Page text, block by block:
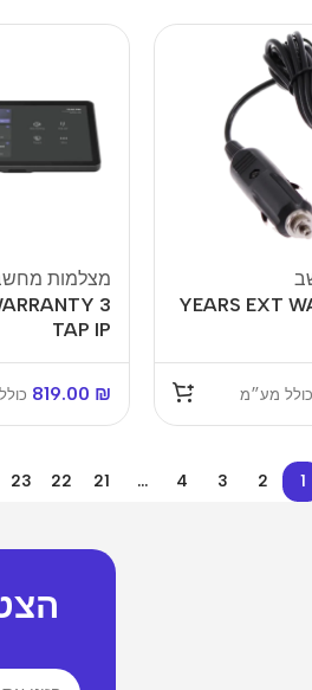
כרטיסי מסך
ספקים
קירור
3 YEARS EXT
כולל מע״מ
מצלמות
TAP IP
819.00 ₪
1
2
3
4
…
21
22
23